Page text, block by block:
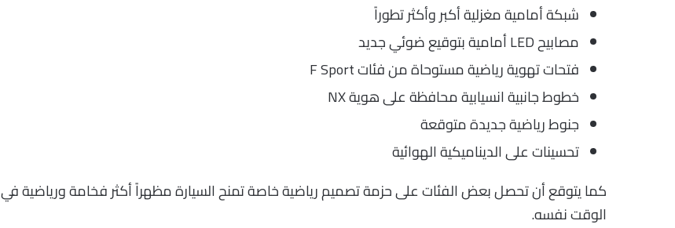
شبكة أمامية مغزلية أكبر وأكثر تطوراً
مصابيح LED أمامية بتوقيع ضوئي جديد
فتحات تهوية رياضية مستوحاة من فئات F Sport
خطوط جانبية انسيابية محافظة على هوية NX
جنوط رياضية جديدة متوقعة
تحسينات على الديناميكية الهوائية
كما يتوقع أن تحصل بعض الفئات على حزمة تصميم رياضية خاصة تمنح السيارة مظهراً أكثر فخامة ورياضية في
الوقت نفسه.